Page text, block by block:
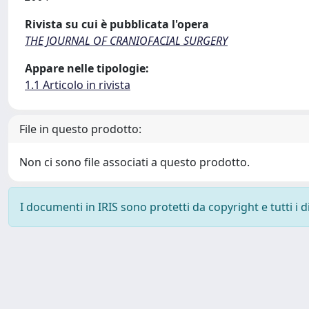
Rivista su cui è pubblicata l'opera
THE JOURNAL OF CRANIOFACIAL SURGERY
Appare nelle tipologie:
1.1 Articolo in rivista
File in questo prodotto:
Non ci sono file associati a questo prodotto.
I documenti in IRIS sono protetti da copyright e tutti i